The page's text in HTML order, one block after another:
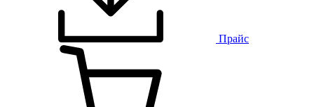
Прайс